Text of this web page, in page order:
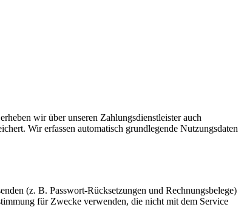
wir über unseren Zahlungsdienstleister auch
Wir erfassen automatisch grundlegende Nutzungsdaten
(z. B. Passwort-Rücksetzungen und Rechnungsbelege)
für Zwecke verwenden, die nicht mit dem Service